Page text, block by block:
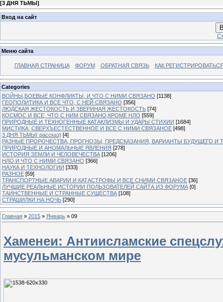
[3 ДНЯ ТЬМЫ]
Вход на сайт
Меню сайта
ГЛАВНАЯ СТРАНИЦА ФОРУМ ОБРАТНАЯ СВЯЗЬ КАК
Categories
ВОЙНЫ,БОЕВЫЕ КОНФЛИКТЫ, И ЧТО С НИМИ СВЯЗАНО [1138]
ГЕОПОЛИТИКА И ВСЕ ЧТО, С НЕЙ СВЯЗАНО [356]
ЛЮДСКАЯ ЖЕСТОКОСТЬ И ЗВЕРИНАЯ ЖЕСТОКОСТЬ [74]
КОСМОС И ВСЕ, ЧТО С НИМ СВЯЗАНО,КРОМЕ НЛО [559]
ПРИРОДНЫЕ И ТЕХНОГЕННЫЕ КАТАКЛИЗМЫ И УДАРЫ СТИХИИ [1684]
МИСТИКА, СВЕРХЪЕСТЕСТВЕННОЕ И ВСЕ С НИМИ СВЯЗАНОЕ [498]
3 ДНЯ ТЬМЫ( рассказ) [4]
РАЗНЫЕ ПРОРОЧЕСТВА, ПРОГНОЗЫ, ПРЕДСКАЗАНИЯ, ВАРИАНТЫ БУДУЩЕГО И
ПРИРОДНЫЕ И АНОМАЛЬНЫЕ ЯВЛЕНИЯ [278]
ИСТОРИЯ ЗЕМЛИ И ЧЕЛОВЕЧЕСТВА [1206]
НЛО И ЧТО С НИМИ СВЯЗАНО [366]
НАУКА И ТЕХНОЛОГИИ [333]
РАЗНОЕ [59]
ТРАНСПОРТНЫЕ АВАРИИ И КАТАСТРОФЫ И ВСЕ СНИМИ СВЯЗАНОЕ [36]
ЛУЧШИЕ РЕАЛЬНЫЕ ИСТОРИИ ПОЛЬЗОВАТЕЛЕЙ САЙТА ИЗ ФОРУМА [0]
ТАИНСТВЕННЫЕ И СТРАННЫЕ СУЩЕСТВА [108]
СТРАШИЛКИ НА НОЧЬ [290]
Главная » 2015 » Январь » 09
Хаменеи: Антиисламские
мусульманском мире